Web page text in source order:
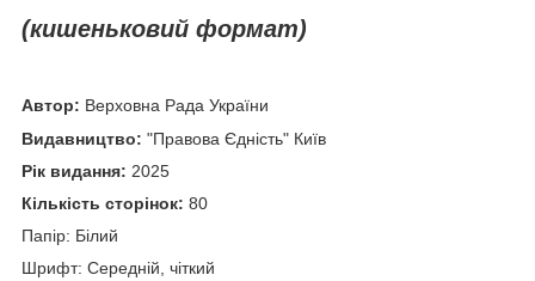
(кишеньковий формат)
Автор: Верховна Рада України
Видавництво: "Правова Єдність" Київ
Рік видання: 2025
Кількість сторінок: 80
Папір: Білий
Шрифт: Середній, чіткий